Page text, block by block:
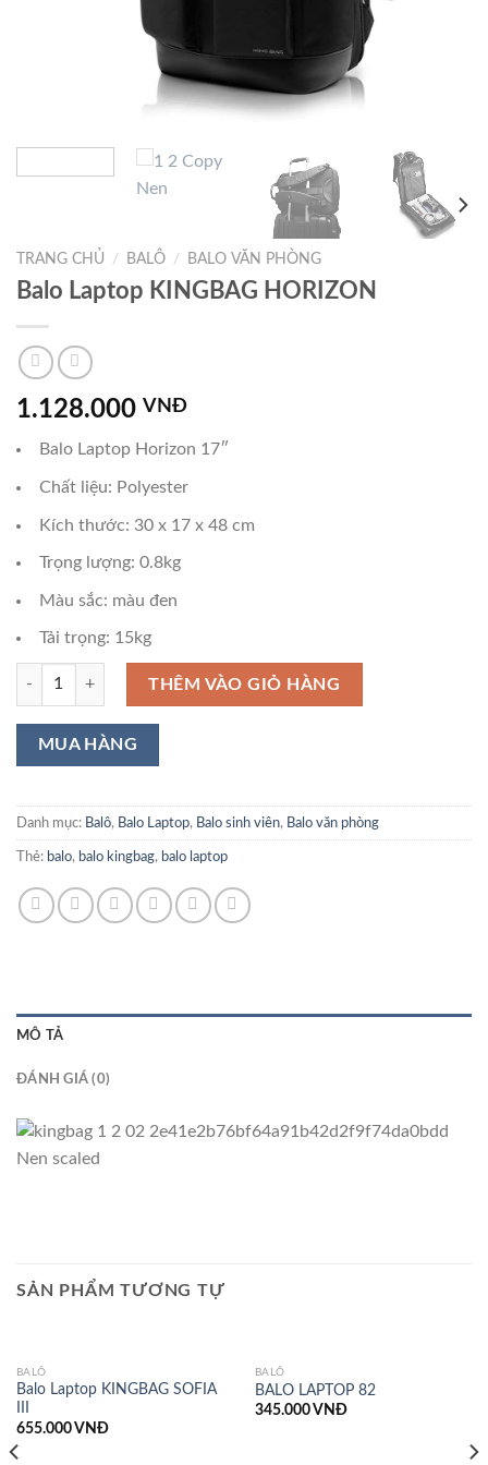
TRANG CHỦ / BALÔ / BALO VĂN PHÒNG
Balo Laptop KINGBAG HORIZON
1.128.000 VNĐ
Balo Laptop Horizon 17″
Chất liệu: Polyester
Kích thước: 30 x 17 x 48 cm
Trọng lượng: 0.8kg
Màu sắc: màu đen
Tải trọng: 15kg
Balo Laptop KINGBAG HORIZON số lượng
THÊM VÀO GIỎ HÀNG
Danh mục: Balô, Balo Laptop, Balo sinh viên, Balo văn phòng
Thẻ: balo, balo kingbag, balo laptop
MÔ TẢ
ĐÁNH GIÁ (0)
SẢN PHẨM TƯƠNG TỰ
BALÔ
Balo Laptop KINGBAG SOFIA
655.000VNĐ
BALÔ
BALO LAPTOP 82
345.000VNĐ